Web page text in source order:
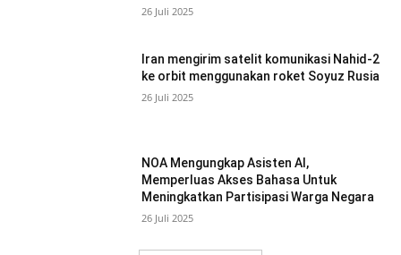
26 Juli 2025
Iran mengirim satelit komunikasi Nahid-2
ke orbit menggunakan roket Soyuz Rusia
26 Juli 2025
NOA Mengungkap Asisten AI,
Memperluas Akses Bahasa Untuk
Meningkatkan Partisipasi Warga Negara
26 Juli 2025